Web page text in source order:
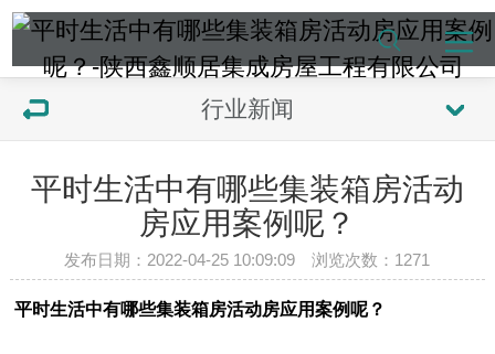
行业新闻
平时生活中有哪些集装箱房活动
房应用案例呢？
发布日期：2022-04-25 10:09:09 浏览次数： 1271
平时生活中有哪些集装箱房活动房应用案例呢？